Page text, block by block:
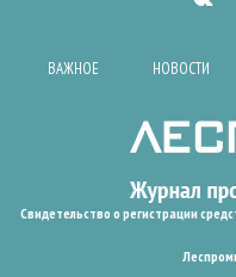
ВАЖНОЕ НОВОСТИ
Свидетельство о регистрации